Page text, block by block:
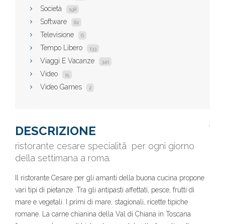
Società 198
Software 82
Televisione 6
Tempo Libero 133
Viaggi E Vacanze 341
Video 15
Video Games 2
DESCRIZIONE
ristorante cesare specialitã per ogni giorno
della settimana a roma.
Il ristorante Cesare per gli amanti della buona cucina propone
vari tipi di pietanze. Tra gli antipasti affettati, pesce, frutti di
mare e vegetali. I primi di mare, stagionali, ricette tipiche
romane. La carne chianina della Val di Chiana in Toscana